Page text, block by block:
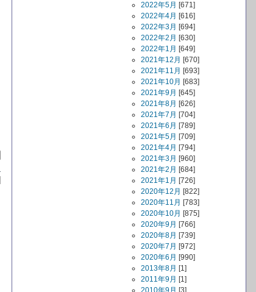
2022年5月 [671]
2022年4月 [616]
2022年3月 [694]
2022年2月 [630]
2022年1月 [649]
2021年12月 [670]
2021年11月 [693]
2021年10月 [683]
2021年9月 [645]
2021年8月 [626]
2021年7月 [704]
2021年6月 [789]
2021年5月 [709]
2021年4月 [794]
2021年3月 [960]
2021年2月 [684]
2021年1月 [726]
2020年12月 [822]
2020年11月 [783]
2020年10月 [875]
2020年9月 [766]
2020年8月 [739]
2020年7月 [972]
2020年6月 [990]
2013年8月 [1]
2011年9月 [1]
2010年9月 [3]